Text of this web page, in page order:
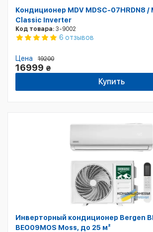
Кондиционер MDV MDSC-07HRDN8 /
Classic Inverter
Код товара: 3-9002
6 отзывов
Цена 19200
16999 ₴
Купить
Инверторный кондиционер Bergen
BEO09MOS Moss, до 25 м²